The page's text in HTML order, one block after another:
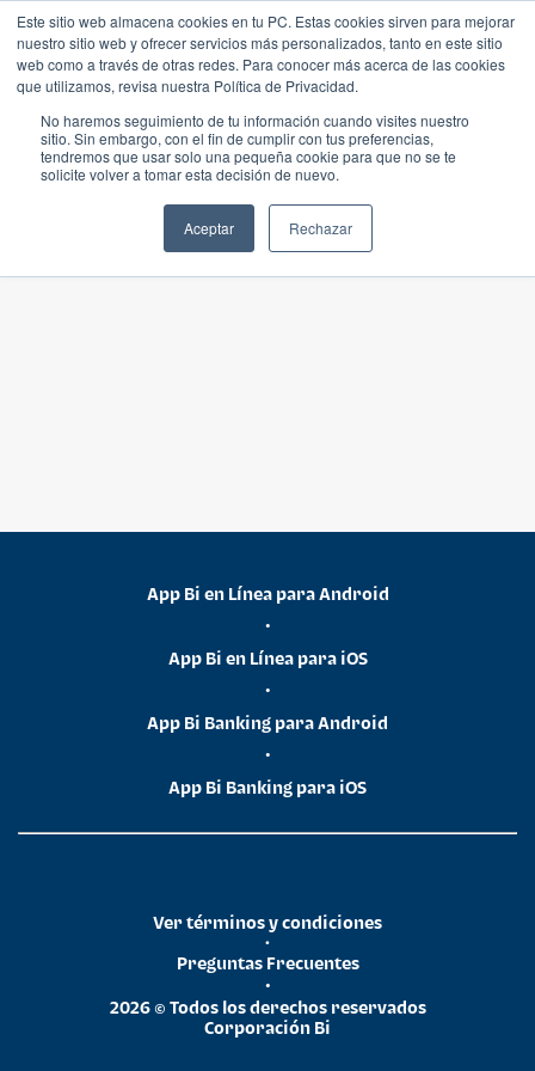
Este sitio web almacena cookies en tu PC. Estas cookies sirven para mejorar
nuestro sitio web y ofrecer servicios más personalizados, tanto en este sitio
web como a través de otras redes. Para conocer más acerca de las cookies
que utilizamos, revisa nuestra Política de Privacidad.
No haremos seguimiento de tu información cuando visites nuestro
sitio. Sin embargo, con el fin de cumplir con tus preferencias,
tendremos que usar solo una pequeña cookie para que no se te
solicite volver a tomar esta decisión de nuevo.
Aceptar Rechazar
App Bi en Línea para Android
•
App Bi en Línea para iOS
•
App Bi Banking para Android
•
App Bi Banking para iOS
2026 © Todos los derechos reservados
Corporación Bi
•
Preguntas Frecuentes
•
Ver términos y condiciones